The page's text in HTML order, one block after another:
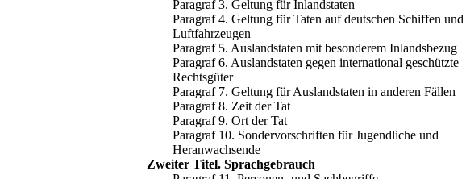
Paragraf 3. Geltung für Inlandstaten
Paragraf 4. Geltung für Taten auf deutschen Schiffen und
Luftfahrzeugen
Paragraf 5. Auslandstaten mit besonderem Inlandsbezug
Paragraf 6. Auslandstaten gegen international geschützte
Rechtsgüter
Paragraf 7. Geltung für Auslandstaten in anderen Fällen
Paragraf 8. Zeit der Tat
Paragraf 9. Ort der Tat
Paragraf 10. Sondervorschriften für Jugendliche und
Heranwachsende
Zweiter Titel. Sprachgebrauch